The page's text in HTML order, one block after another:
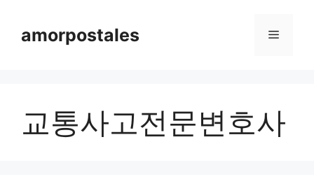
amorpostales 메
교통사고전문변호사